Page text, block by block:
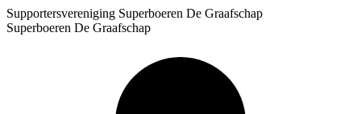
Supportersvereniging Superboeren De Graafschap
Superboeren De Graafschap